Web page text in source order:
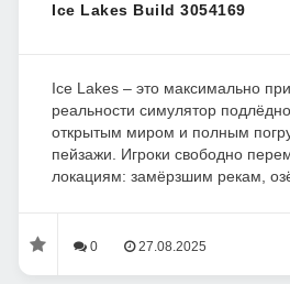
Ice Lakes Build 3054169
Ice Lakes – это максимально
реальности симулятор
открытым миром и полным
пейзажи. Игроки свободно
локациям: замёрзшим рекам,
0 27.08.2025